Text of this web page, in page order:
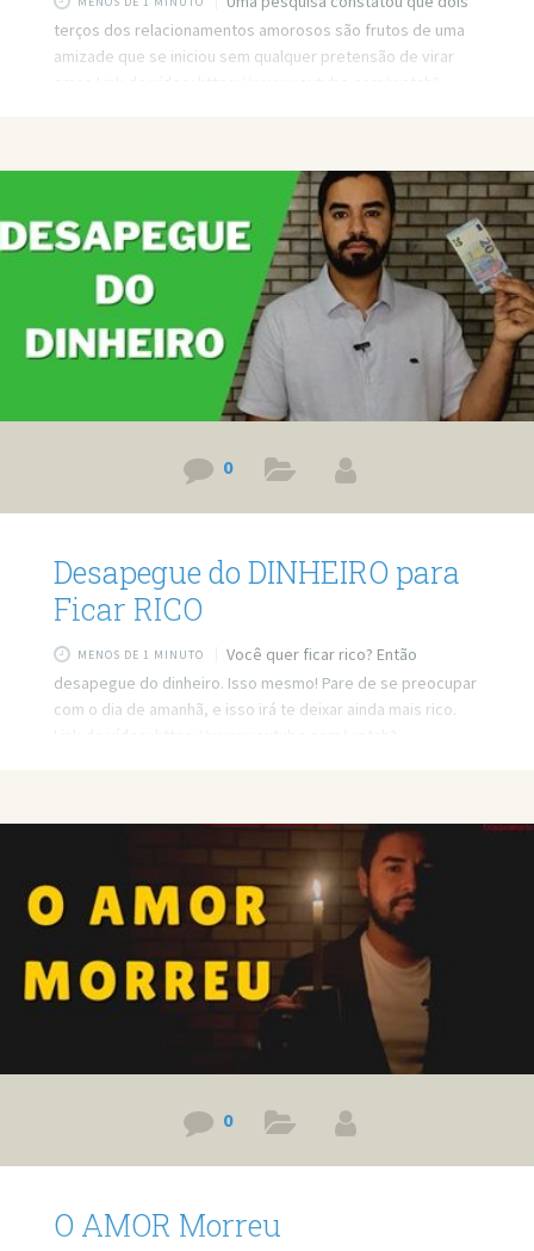
terços dos relacionamentos amorosos são frutos de uma
amizade que se iniciou sem qualquer pretensão de virar
0
Desapegue do DINHEIRO para
Ficar RICO
MENOS DE 1 MINUTO
Você quer ficar rico? Então
desapegue do dinheiro. Isso mesmo! Pare de se preocupar
com o dia de amanhã, e isso irá te deixar ainda mais rico.
0
O AMOR Morreu